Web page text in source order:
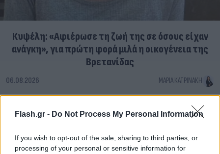
Flash.gr - Do Not Process My Personal Information
If you wish to opt-out of the sale, sharing to third parties, or
processing of your personal or sensitive information for
Κυψέλη: «Αφιέρωσε τη ζωή της σε όσους είχαν
ανάγκη», για πρώτη φορά μιλά η οικογένεια της
Βρετανίδας
06.08.2026 ΜΑΡΊΑ ΚΑΤΡΙΝΆΚΗ